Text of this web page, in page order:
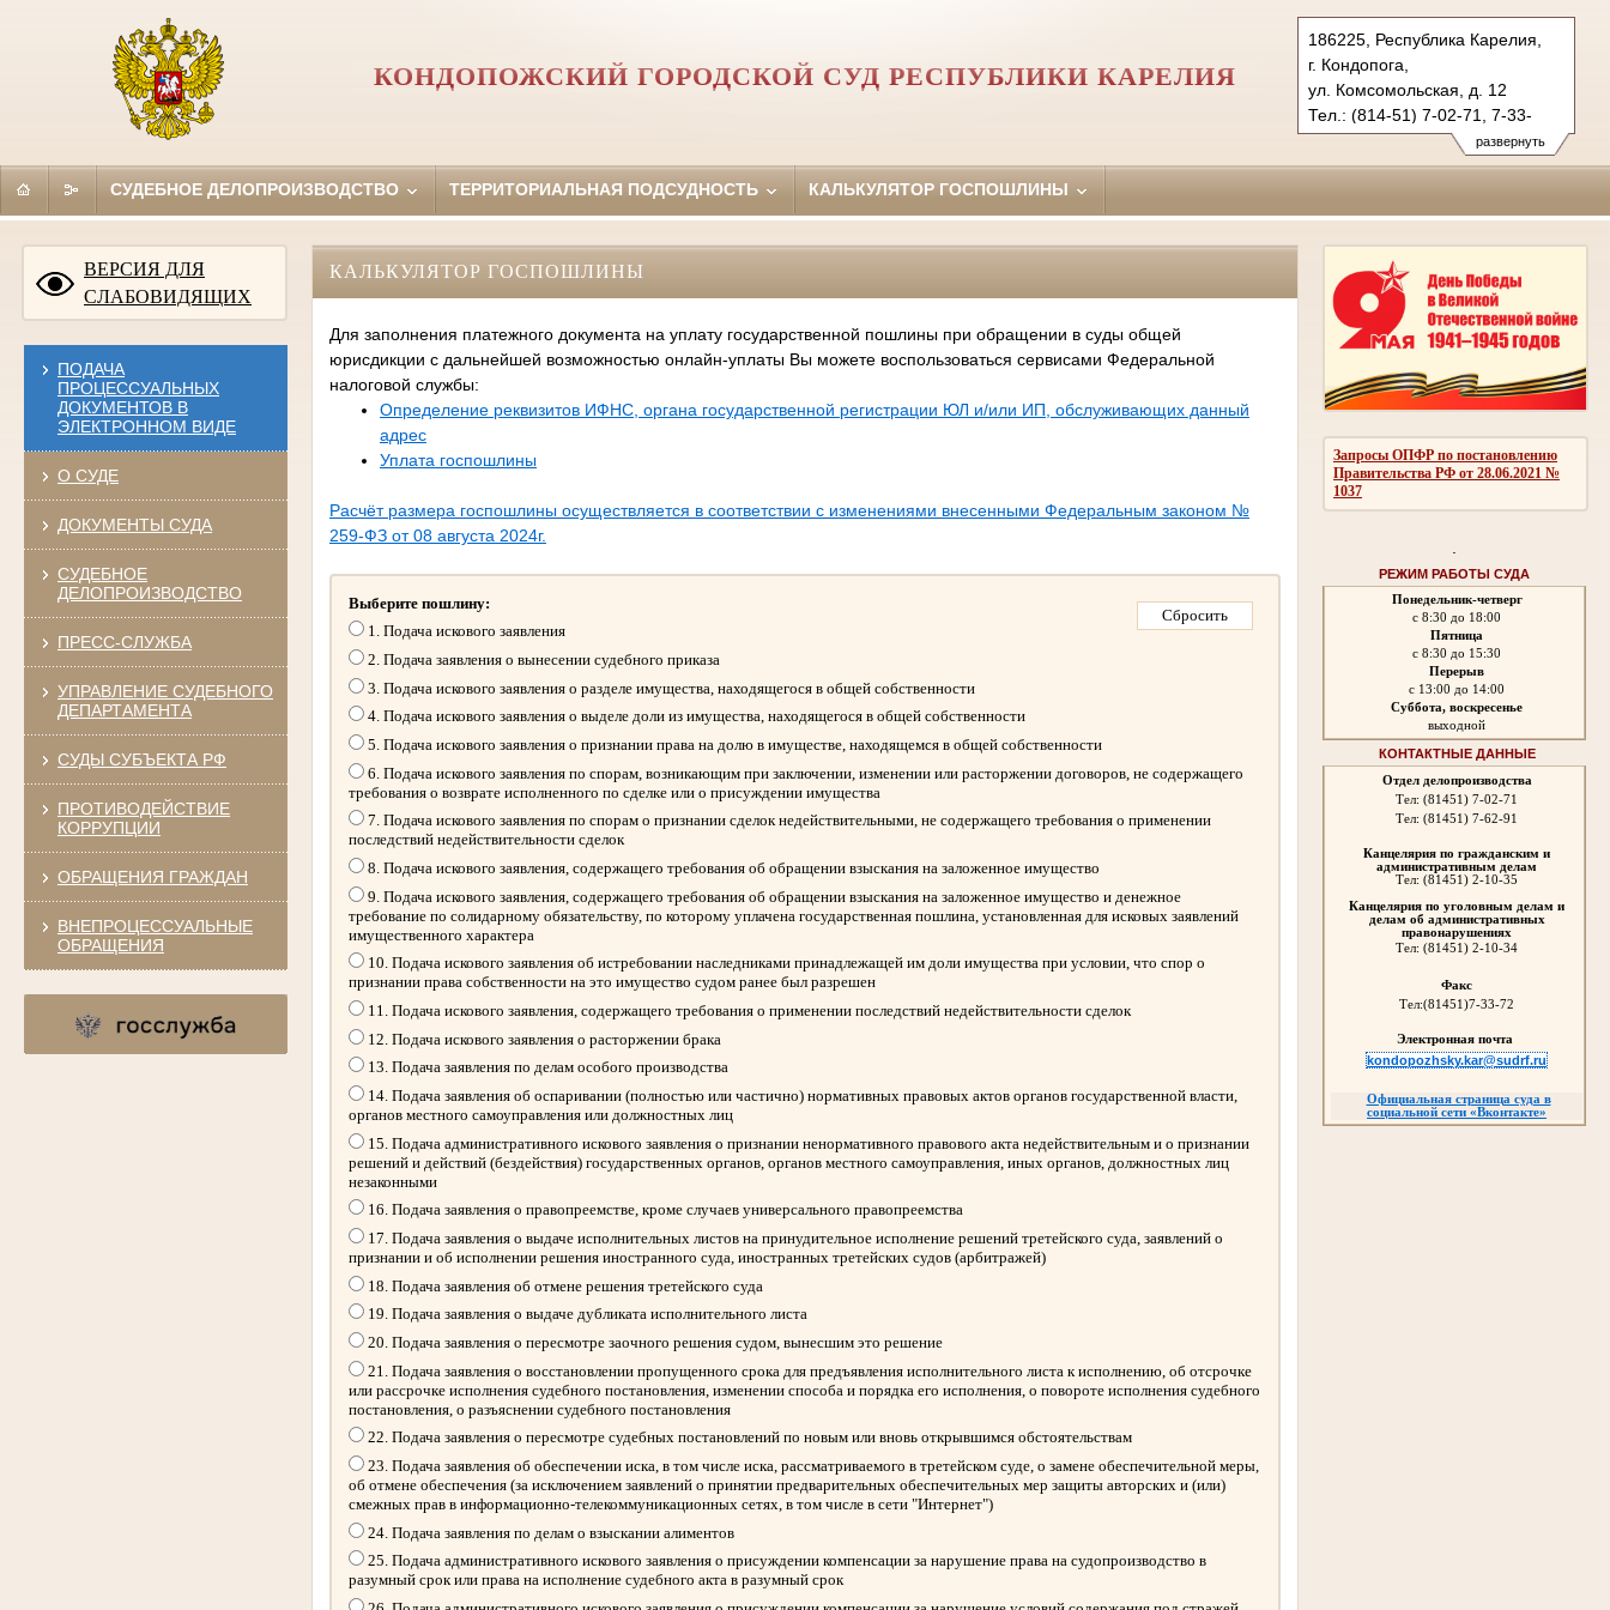
развернуть
186225, Республика Карелия,
г. Кондопога,
ул. Комсомольская, д. 12
Тел.: (814-51) 7-02-71, 7-33-
72 (факс)
kondopozhsky.kar@sudrf.ru
КОНДОПОЖСКИЙ ГОРОДСКОЙ СУД РЕСПУБЛИКИ КАРЕЛИЯ
СУДЕБНОЕ ДЕЛОПРОИЗВОДСТВО ТЕРРИТОРИАЛЬНАЯ ПОДСУДНОСТЬ КАЛЬКУЛЯТОР ГОСПОШЛИНЫ
ВЕРСИЯ ДЛЯ
СЛАБОВИДЯЩИХ
ПОДАЧА
ПРОЦЕССУАЛЬНЫХ
ДОКУМЕНТОВ В
ЭЛЕКТРОННОМ ВИДЕ
О СУДЕ
ДОКУМЕНТЫ СУДА
СУДЕБНОЕ
ДЕЛОПРОИЗВОДСТВО
ПРЕСС-СЛУЖБА
УПРАВЛЕНИЕ СУДЕБНОГО
ДЕПАРТАМЕНТА
СУДЫ СУБЪЕКТА РФ
ПРОТИВОДЕЙСТВИЕ
КОРРУПЦИИ
ОБРАЩЕНИЯ ГРАЖДАН
ВНЕПРОЦЕССУАЛЬНЫЕ
ОБРАЩЕНИЯ
Запросы ОПФР по постановлению
Правительства РФ от 28.06.2021 №
1037
РЕЖИМ РАБОТЫ СУДА
Понедельник-четверг
с 8:30 до 18:00
Пятница
с 8:30 до 15:30
Перерыв
с 13:00 до 14:00
Суббота, воскресенье
выходной
КОНТАКТНЫЕ ДАННЫЕ
Отдел делопроизводства
Тел: (81451) 7-02-71
Тел: (81451) 7-62-91
Канцелярия по гражданским и
административным делам
Тел: (81451) 2-10-35
Канцелярия по уголовным делам и
делам об административных
правонарушениях
Тел: (81451) 2-10-34
Факс
Тел:(81451)7-33-72
Электронная почта
kondopozhsky.kar@sudrf.ru
Официальная страница суда в
социальной сети «Вконтакте»
КАЛЬКУЛЯТОР ГОСПОШЛИНЫ
Для заполнения платежного документа на уплату государственной пошлины при обращении в суды общей
юрисдикции с дальнейшей возможностью онлайн-уплаты Вы можете воспользоваться сервисами Федеральной
налоговой службы:
Определение реквизитов ИФНС, органа государственной регистрации ЮЛ и/или ИП, обслуживающих данный
адрес
Уплата госпошлины
Расчёт размера госпошлины осуществляется в соответствии с изменениями внесенными Федеральным законом №
259-ФЗ от 08 августа 2024г.
Выберите пошлину:
1. Подача искового заявления
2. Подача заявления о вынесении судебного приказа
3. Подача искового заявления о разделе имущества, находящегося в общей собственности
4. Подача искового заявления о выделе доли из имущества, находящегося в общей собственности
5. Подача искового заявления о признании права на долю в имуществе, находящемся в общей собственности
6. Подача искового заявления по спорам, возникающим при заключении, изменении или расторжении договоров, не содержащего
требования о возврате исполненного по сделке или о присуждении имущества
7. Подача искового заявления по спорам о признании сделок недействительными, не содержащего требования о применении
последствий недействительности сделок
8. Подача искового заявления, содержащего требования об обращении взыскания на заложенное имущество
9. Подача искового заявления, содержащего требования об обращении взыскания на заложенное имущество и денежное
требование по солидарному обязательству, по которому уплачена государственная пошлина, установленная для исковых заявлений
имущественного характера
10. Подача искового заявления об истребовании наследниками принадлежащей им доли имущества при условии, что спор о
признании права собственности на это имущество судом ранее был разрешен
11. Подача искового заявления, содержащего требования о применении последствий недействительности сделок
12. Подача искового заявления о расторжении брака
13. Подача заявления по делам особого производства
14. Подача заявления об оспаривании (полностью или частично) нормативных правовых актов органов государственной власти,
органов местного самоуправления или должностных лиц
15. Подача административного искового заявления о признании ненормативного правового акта недействительным и о признании
решений и действий (бездействия) государственных органов, органов местного самоуправления, иных органов, должностных лиц
незаконными
16. Подача заявления о правопреемстве, кроме случаев универсального правопреемства
17. Подача заявления о выдаче исполнительных листов на принудительное исполнение решений третейского суда, заявлений о
признании и об исполнении решения иностранного суда, иностранных третейских судов (арбитражей)
18. Подача заявления об отмене решения третейского суда
19. Подача заявления о выдаче дубликата исполнительного листа
20. Подача заявления о пересмотре заочного решения судом, вынесшим это решение
21. Подача заявления о восстановлении пропущенного срока для предъявления исполнительного листа к исполнению, об отсрочке
или рассрочке исполнения судебного постановления, изменении способа и порядка его исполнения, о повороте исполнения судебного
постановления, о разъяснении судебного постановления
22. Подача заявления о пересмотре судебных постановлений по новым или вновь открывшимся обстоятельствам
23. Подача заявления об обеспечении иска, в том числе иска, рассматриваемого в третейском суде, о замене обеспечительной меры,
об отмене обеспечения (за исключением заявлений о принятии предварительных обеспечительных мер защиты авторских и (или)
смежных прав в информационно-телекоммуникационных сетях, в том числе в сети "Интернет")
24. Подача заявления по делам о взыскании алиментов
25. Подача административного искового заявления о присуждении компенсации за нарушение права на судопроизводство в
разумный срок или права на исполнение судебного акта в разумный срок